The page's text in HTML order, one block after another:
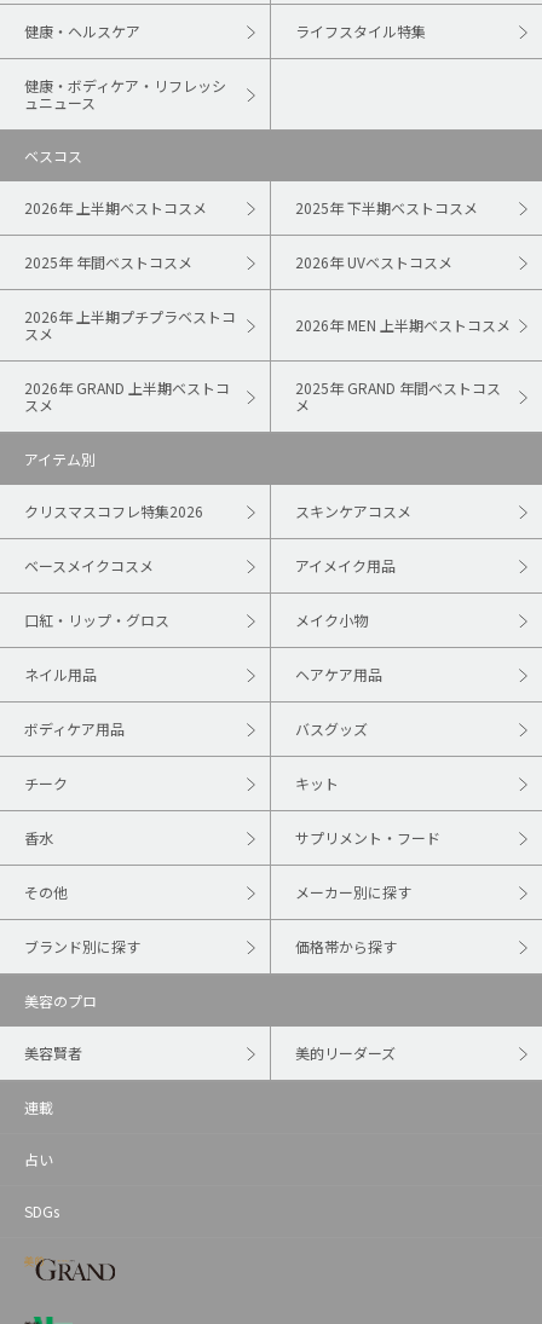
健康・ヘルスケア ライフスタイル特集
健康・ボディケア・リフレッシ
ュニュース
ベスコス
2026年 上半期ベストコスメ 2025年 下半期ベストコスメ
2025年 年間ベストコスメ 2026年 UVベストコスメ
2026年 上半期プチプラベストコ
スメ
2026年 MEN 上半期ベストコスメ
2026年 GRAND 上半期ベストコ
スメ
2025年 GRAND 年間ベストコス
メ
アイテム別
クリスマスコフレ特集2026 スキンケアコスメ
ベースメイクコスメ アイメイク用品
口紅・リップ・グロス メイク小物
ネイル用品 ヘアケア用品
ボディケア用品 バスグッズ
チーク キット
香水 サプリメント・フード
その他 メーカー別に探す
ブランド別に探す 価格帯から探す
美容のプロ
美容賢者 美的リーダーズ
連載
占い
SDGs